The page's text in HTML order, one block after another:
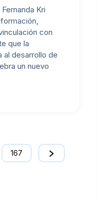
Kri
con
que la
al desarrollo de
un nuevo
167